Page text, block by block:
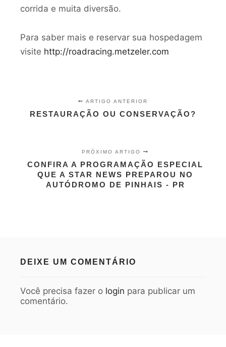
corrida e muita diversão.
Para saber mais e reservar sua hospedagem
visite http://roadracing.metzeler.com
ARTIGO ANTERIOR
RESTAURAÇÃO OU CONSERVAÇÃO?
PRÓXIMO ARTIGO
CONFIRA A PROGRAMAÇÃO ESPECIAL
QUE A STAR NEWS PREPAROU NO
AUTÓDROMO DE PINHAIS - PR
DEIXE UM COMENTÁRIO
Você precisa fazer o login para publicar um
comentário.